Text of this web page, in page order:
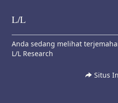
Skip to content
L/L
Anda sedang melihat
L/L Research
Situs